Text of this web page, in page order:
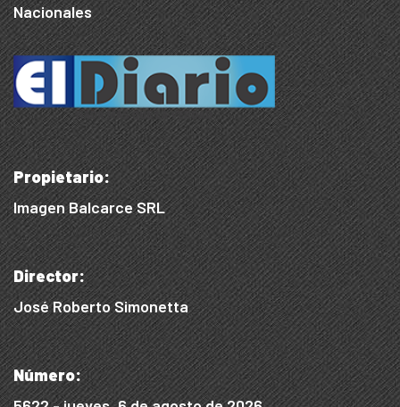
Nacionales
Propietario:
Imagen Balcarce SRL
Director:
José Roberto Simonetta
Número: